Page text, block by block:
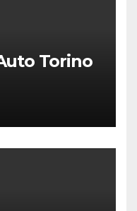
Torino